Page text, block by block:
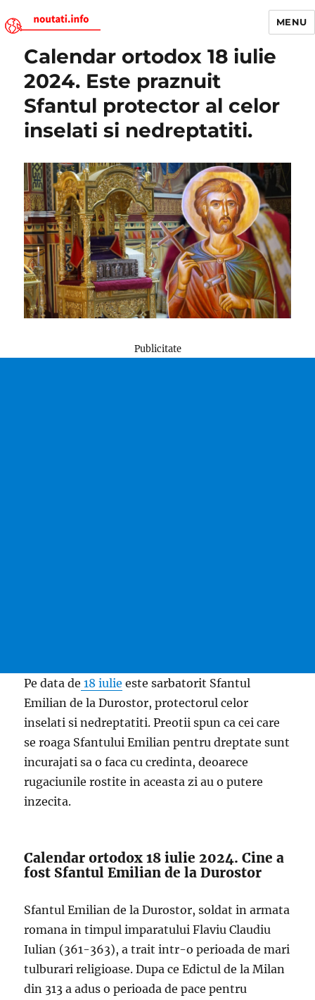
Noutati.Info
MENU
Calendar ortodox 18 iulie
2024. Este praznuit
Sfantul protector al celor
inselati si nedreptatiti.
Publicitate
Pe data de 18 iulie este sarbatorit Sfantul
Emilian de la Durostor, protectorul celor
inselati si nedreptatiti. Preotii spun ca cei care
se roaga Sfantului Emilian pentru dreptate sunt
incurajati sa o faca cu credinta, deoarece
rugaciunile rostite in aceasta zi au o putere
inzecita.
Calendar ortodox 18 iulie 2024. Cine a
fost Sfantul Emilian de la Durostor
Sfantul Emilian de la Durostor, soldat in armata
romana in timpul imparatului Flaviu Claudiu
Iulian (361-363), a trait intr-o perioada de mari
tulburari religioase. Dupa ce Edictul de la Milan
din 313 a adus o perioada de pace pentru